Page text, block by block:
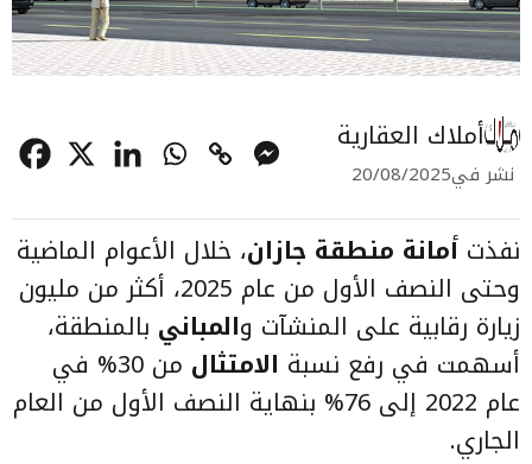
أملاك العقارية
نشر في20/08/2025
نفذت أمانة منطقة جازان، خلال الأعوام الماضية
وحتى النصف الأول من عام 2025، أكثر من مليون
زيارة رقابية على المنشآت والمباني بالمنطقة،
أسهمت في رفع نسبة الامتثال
من 30% في
عام 2022 إلى 76% بنهاية النصف الأول من العام
الجاري.